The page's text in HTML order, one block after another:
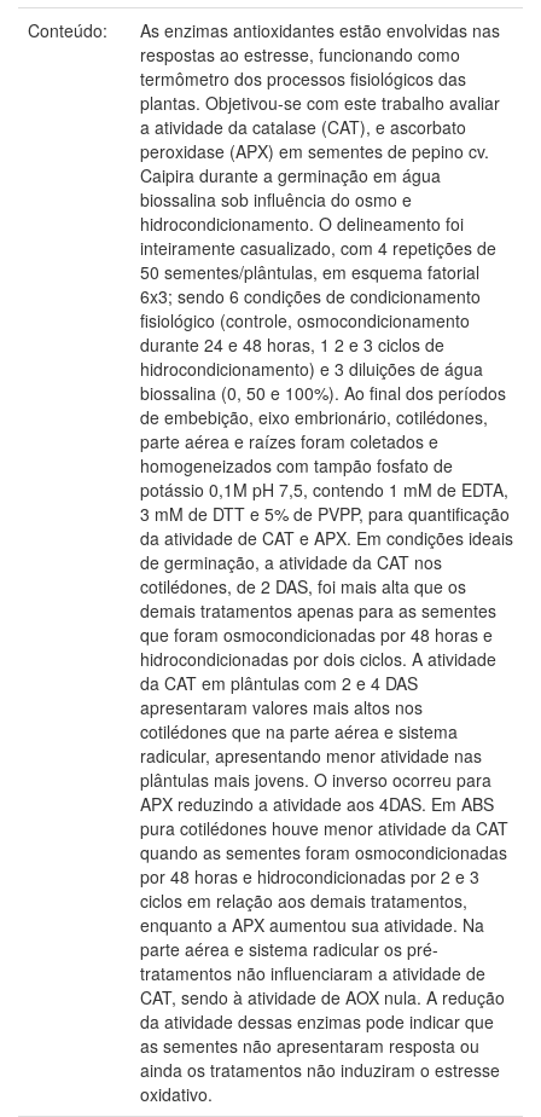
Conteúdo:
As enzimas antioxidantes estão envolvidas nas
respostas ao estresse, funcionando como
termômetro dos processos fisiológicos das
plantas. Objetivou-se com este trabalho avaliar
a atividade da catalase (CAT), e ascorbato
peroxidase (APX) em sementes de pepino cv.
Caipira durante a germinação em água
biossalina sob influência do osmo e
hidrocondicionamento. O delineamento foi
inteiramente casualizado, com 4 repetições de
50 sementes/plântulas, em esquema fatorial
6x3; sendo 6 condições de condicionamento
fisiológico (controle, osmocondicionamento
durante 24 e 48 horas, 1 2 e 3 ciclos de
hidrocondicionamento) e 3 diluições de água
biossalina (0, 50 e 100%). Ao final dos períodos
de embebição, eixo embrionário, cotilédones,
parte aérea e raízes foram coletados e
homogeneizados com tampão fosfato de
potássio 0,1M pH 7,5, contendo 1 mM de EDTA,
3 mM de DTT e 5% de PVPP, para quantificação
da atividade de CAT e APX. Em condições ideais
de germinação, a atividade da CAT nos
cotilédones, de 2 DAS, foi mais alta que os
demais tratamentos apenas para as sementes
que foram osmocondicionadas por 48 horas e
hidrocondicionadas por dois ciclos. A atividade
da CAT em plântulas com 2 e 4 DAS
apresentaram valores mais altos nos
cotilédones que na parte aérea e sistema
radicular, apresentando menor atividade nas
plântulas mais jovens. O inverso ocorreu para
APX reduzindo a atividade aos 4DAS. Em ABS
pura cotilédones houve menor atividade da CAT
quando as sementes foram osmocondicionadas
por 48 horas e hidrocondicionadas por 2 e 3
ciclos em relação aos demais tratamentos,
enquanto a APX aumentou sua atividade. Na
parte aérea e sistema radicular os pré-
tratamentos não influenciaram a atividade de
CAT, sendo à atividade de AOX nula. A redução
da atividade dessas enzimas pode indicar que
as sementes não apresentaram resposta ou
ainda os tratamentos não induziram o estresse
oxidativo.